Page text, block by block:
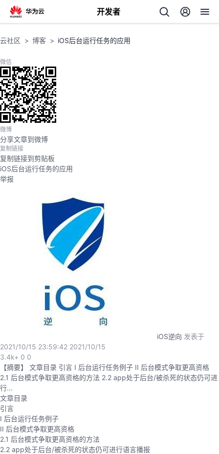
开发者
返
个
人
主
我
的
坛
圈
子
的
直
播
我
的
活
动
我
的
关
注
我
的
课
程
我
的
认
证
我
的
实
验
我
的
收
Programs
技
术
支
持
的
云
声
建
议
云社区 博客 iOS后台运行任务的应用
微信
微博
分享文章到微博
复制链接
复制链接到剪贴板
iOS后台运行任务的应用
举报
iOS逆向 发表于
2021/10/15 23:59:42 2021/10/15
3.4k+ 0 0
【摘要】 文章目录 引言 I 后台运行任务例子 II 后台模式争取更高资格
2.1 后台模式争取更高资格的方法 2.2 app处于后台/被杀死的状态仍可进
行...
文章目录
引言
I 后台运行任务例子
II 后台模式争取更高资格
2.1 后台模式争取更高资格的方法
2.2 app处于后台/被杀死的状态仍可进行语言播报